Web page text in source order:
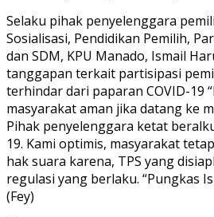
Selaku pihak penyelenggara
Sosialisasi, Pendidikan Pemilih,
dan SDM, KPU Manado, Ismail
tanggapan terkait partisipasi
terhindar dari paparan COVID-19
masyarakat aman jika datang ke
Pihak penyelenggara ketat
19. Kami optimis, masyarakat
hak suara karena, TPS yang
regulasi yang berlaku. “Pungkas
(Fey)